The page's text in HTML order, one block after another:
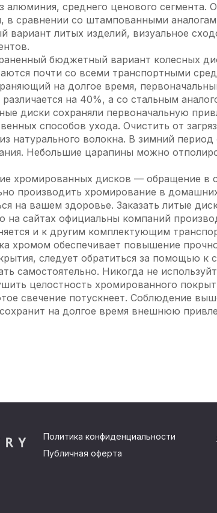
алюминия, среднего ценового сегмента.
в сравнении со штампованными
вариант литых изделий, визуальное
бюджетный вариант колесных
почти со всеми транспортными
на долгое время,
на 40%, а со стальным
диски сохраняли первоначальную
способов ухода. Очистить от
натурального волокна. В зимний период
Небольшие царапины можно
хромированных дисков — обращение в
производить хромирование в
на вашем здоровье. Заказать литые
сайтах официальны компаний
и к другим комплектующим
хромом обеспечивает повышение
следует обратиться за помощью к
самостоятельно. Никогда не
целостность хромированного
свечение потускнеет. Соблюдение
на долгое время внешнюю
Политика конфиденциальности
Публичная оферта